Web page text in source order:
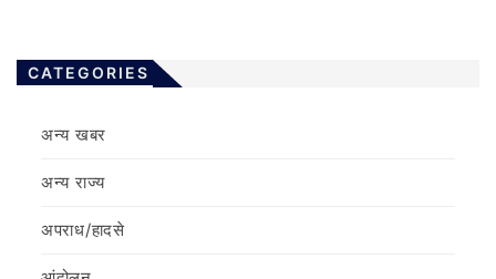
CATEGORIES
अन्य खबर
अन्य राज्य
अपराध/हादसे